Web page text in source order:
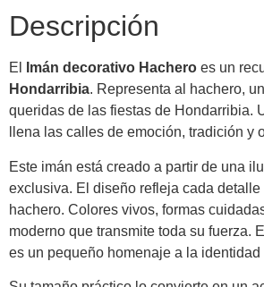
Descripción
El Imán decorativo Hachero es un
Hondarribia. Representa al hachero,
queridas de las fiestas de Hondarribia.
llena las calles de emoción, tradición y
Este imán está creado a partir de una
exclusiva. El diseño refleja cada detalle
hachero. Colores vivos, formas
moderno que transmite toda su fuerza.
es un pequeño homenaje a la identidad